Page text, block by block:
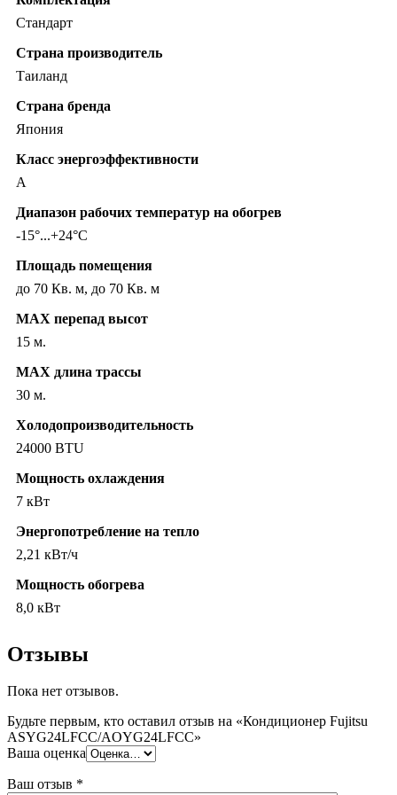
Стандарт
Страна производитель
Таиланд
Страна бренда
Япония
Класс энергоэффективности
A
Диапазон рабочих температур на обогрев
-15°...+24°C
Площадь помещения
до 70 Кв. м, до 70 Кв. м
MAX перепад высот
15 м.
MAX длина трассы
30 м.
Холодопроизводительность
24000 BTU
Мощность охлаждения
7 кВт
Энергопотребление на тепло
2,21 кВт/ч
Мощность обогрева
8,0 кВт
Отзывы
Пока нет отзывов.
Будьте первым, кто оставил отзыв на «Кондиционер Fujitsu
ASYG24LFCC/AOYG24LFCC»
Ваша оценка
Ваш отзыв *